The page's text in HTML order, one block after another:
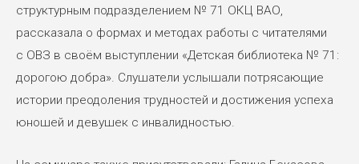
структурным подразделением № 71 ОКЦ ВАО,
рассказала о формах и методах работы с читателями
с ОВЗ в своём выступлении «Детская библиотека № 71:
дорогою добра». Слушатели услышали потрясающие
истории преодоления трудностей и достижения успеха
юношей и девушек с инвалидностью.